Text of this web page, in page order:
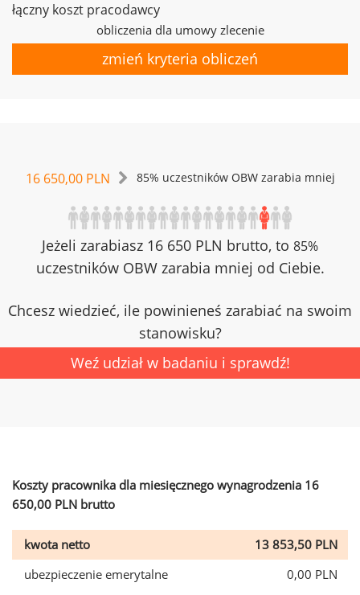
łączny koszt pracodawcy
obliczenia dla umowy zlecenie
zmień kryteria obliczeń
16 650,00 PLN 85% uczestników OBW zarabia mniej
Jeżeli zarabiasz 16 650 PLN brutto, to 85%
uczestników OBW zarabia mniej od Ciebie.
Chcesz wiedzieć, ile powinieneś zarabiać na swoim
stanowisku?
Weź udział w badaniu i sprawdź!
Koszty pracownika dla miesięcznego wynagrodzenia 16
650,00 PLN brutto
kwota netto
13 853,50 PLN
ubezpieczenie emerytalne
0,00 PLN